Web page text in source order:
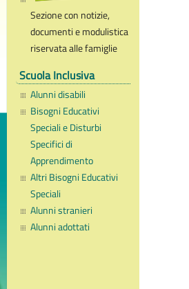
Sezione con notizie,
documenti e modulistica
riservata alle famiglie
Scuola Inclusiva
Alunni disabili
Bisogni Educativi
Speciali e Disturbi
Specifici di
Apprendimento
Altri Bisogni Educativi
Speciali
Alunni stranieri
Alunni adottati